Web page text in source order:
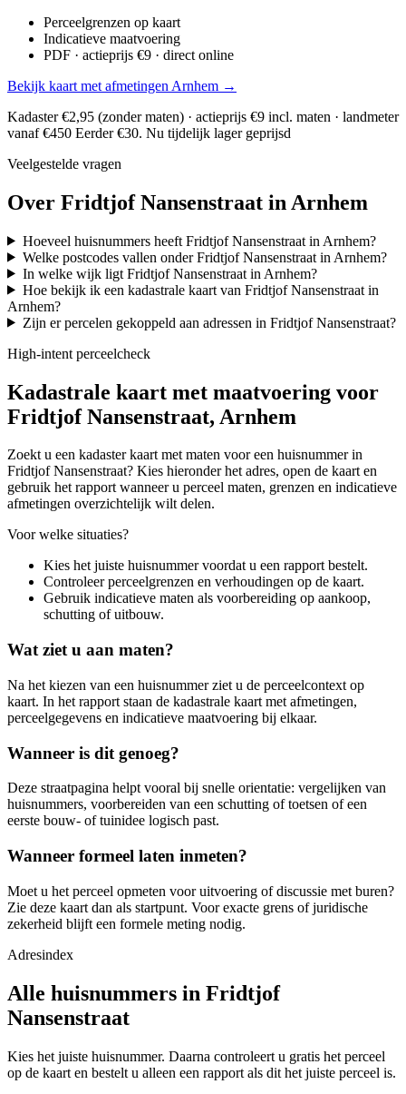
Perceelgrenzen op kaart
Indicatieve maatvoering
PDF · actieprijs €9 · direct online
Bekijk kaart met afmetingen Arnhem →
Kadaster €2,95 (zonder maten) · actieprijs €9 incl. maten · landmeter
vanaf €450 Eerder €30. Nu tijdelijk lager geprijsd
Veelgestelde vragen
Over Fridtjof Nansenstraat in Arnhem
Hoeveel huisnummers heeft Fridtjof Nansenstraat in Arnhem?
Welke postcodes vallen onder Fridtjof Nansenstraat in Arnhem?
In welke wijk ligt Fridtjof Nansenstraat in Arnhem?
Hoe bekijk ik een kadastrale kaart van Fridtjof Nansenstraat in
Arnhem?
Zijn er percelen gekoppeld aan adressen in Fridtjof Nansenstraat?
High-intent perceelcheck
Kadastrale kaart met maatvoering voor
Fridtjof Nansenstraat, Arnhem
Zoekt u een kadaster kaart met maten voor een huisnummer in
Fridtjof Nansenstraat? Kies hieronder het adres, open de kaart en
gebruik het rapport wanneer u perceel maten, grenzen en indicatieve
afmetingen overzichtelijk wilt delen.
Voor welke situaties?
Kies het juiste huisnummer voordat u een rapport bestelt.
Controleer perceelgrenzen en verhoudingen op de kaart.
Gebruik indicatieve maten als voorbereiding op aankoop,
schutting of uitbouw.
Wat ziet u aan maten?
Na het kiezen van een huisnummer ziet u de perceelcontext op
kaart. In het rapport staan de kadastrale kaart met afmetingen,
perceelgegevens en indicatieve maatvoering bij elkaar.
Wanneer is dit genoeg?
Deze straatpagina helpt vooral bij snelle orientatie: vergelijken van
huisnummers, voorbereiden van een schutting of toetsen of een
eerste bouw- of tuinidee logisch past.
Wanneer formeel laten inmeten?
Moet u het perceel opmeten voor uitvoering of discussie met buren?
Zie deze kaart dan als startpunt. Voor exacte grens of juridische
zekerheid blijft een formele meting nodig.
Adresindex
Alle huisnummers in Fridtjof
Nansenstraat
Kies het juiste huisnummer. Daarna controleert u gratis het perceel
op de kaart en bestelt u alleen een rapport als dit het juiste perceel is.